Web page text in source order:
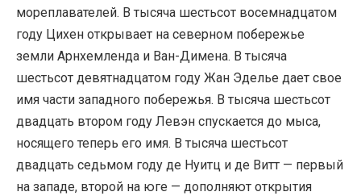
мореплавателей. В тысяча шестьсот восемнадцатом
году Цихен открывает на северном побережье
земли Арнхемленда и Ван-Димена. В тысяча
шестьсот девятнадцатом году Жан Эделье дает свое
имя части западного побережья. В тысяча шестьсот
двадцать втором году Левэн спускается до мыса,
носящего теперь его имя. В тысяча шестьсот
двадцать седьмом году де Нуитц и де Витт — первый
на западе, второй на юге — дополняют открытия